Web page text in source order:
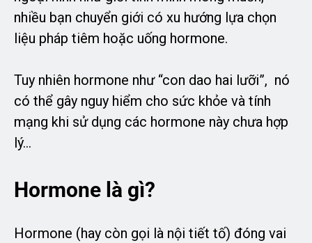
nhiều bạn chuyển giới có xu hướng lựa chọn
liệu pháp tiêm hoặc uống hormone.
Tuy nhiên hormone như “con dao hai lưỡi”, nó
có thể gây nguy hiểm cho sức khỏe và tính
mạng khi sử dụng các hormone này chưa hợp
lý…
Hormone là gì?
Hormone (hay còn gọi là nội tiết tố) đóng vai